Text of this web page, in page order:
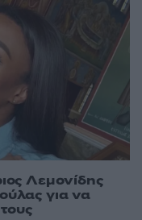
Λεμονίδης
για να